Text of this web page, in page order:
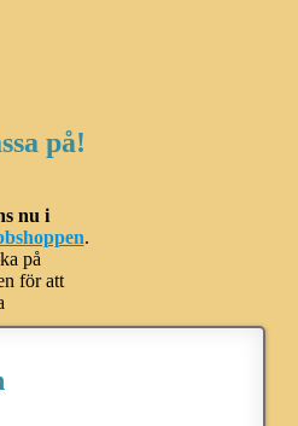
på!
nu i
.
på
för att